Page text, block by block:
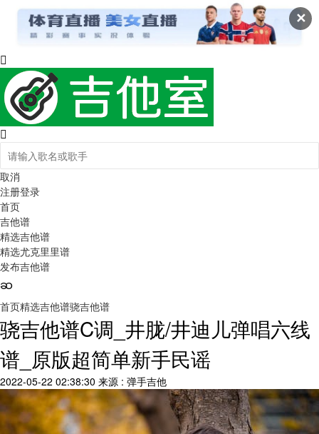
✕
取消
注册登录
首页
吉他谱
精选吉他谱
精选尤克里里谱
发布吉他谱
首页精选吉他谱骁吉他谱
骁吉他谱C调_井胧/井迪儿弹唱六线
谱_原版超简单新手民谣
2022-05-22 02:38:30 来源 : 弹手吉他